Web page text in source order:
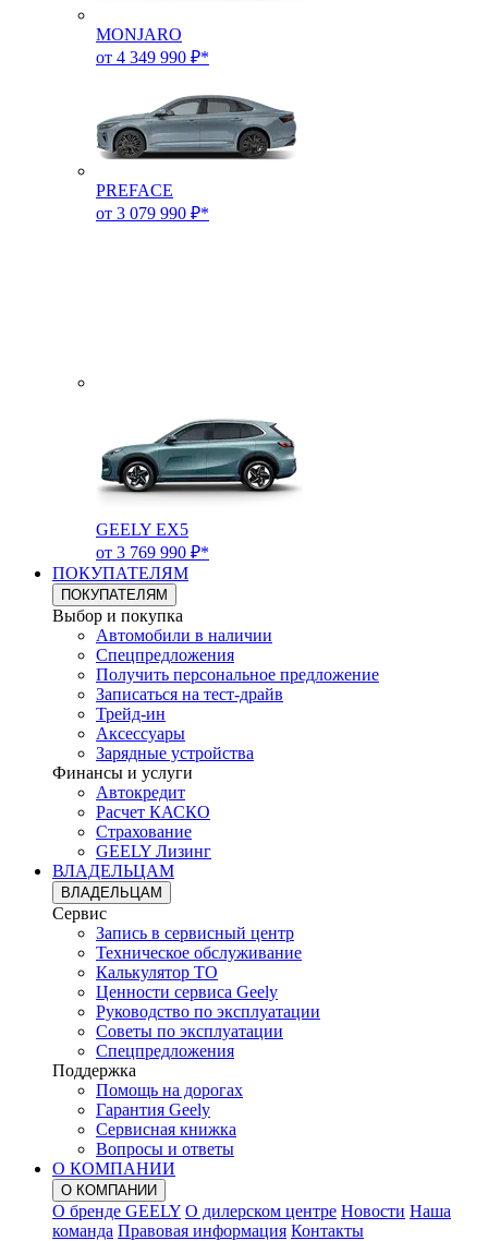
MONJARO
от 4 349 990 ₽*
PREFACE
от 3 079 990 ₽*
GEELY EX5
от 3 769 990 ₽*
ПОКУПАТЕЛЯМ
ПОКУПАТЕЛЯМ
Выбор и покупка
Автомобили в наличии
Спецпредложения
Получить персональное предложение
Записаться на тест-драйв
Трейд-ин
Аксессуары
Зарядные устройства
Финансы и услуги
Автокредит
Расчет КАСКО
Страхование
GEELY Лизинг
ВЛАДЕЛЬЦАМ
ВЛАДЕЛЬЦАМ
Сервис
Запись в сервисный центр
Техническое обслуживание
Калькулятор ТО
Ценности сервиса Geely
Руководство по эксплуатации
Советы по эксплуатации
Спецпредложения
Поддержка
Помощь на дорогах
Гарантия Geely
Сервисная книжка
Вопросы и ответы
О КОМПАНИИ
О КОМПАНИИ
О бренде GEELY О дилерском центре Новости Наша
команда Правовая информация Контакты